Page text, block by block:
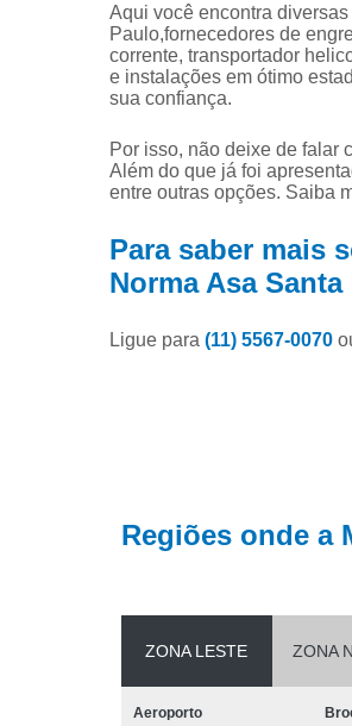
Aqui você encontra
Paulo,fornecedores de
corrente, transportador
e instalações em ótimo
sua confiança.
Por isso, não deixe de falar
Além do que já foi
entre outras opções. Saiba
Para saber mais
Norma Asa
Ligue para (11) 5567-0070
Regiões onde a
ZONA LESTE ZONA
Aeroporto